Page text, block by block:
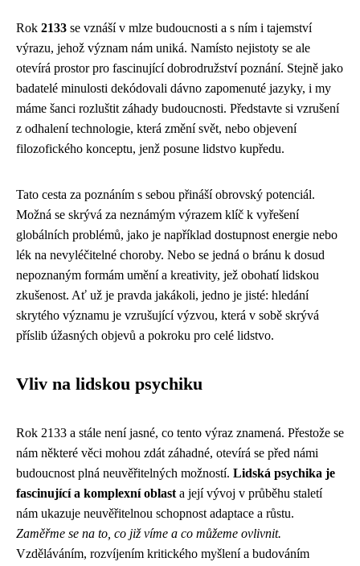
Rok 2133 se vznáší v mlze budoucnosti a s ním i tajemství
výrazu, jehož význam nám uniká. Namísto nejistoty se ale
otevírá prostor pro fascinující dobrodružství poznání. Stejně jako
badatelé minulosti dekódovali dávno zapomenuté jazyky, i my
máme šanci rozluštit záhady budoucnosti. Představte si vzrušení
z odhalení technologie, která změní svět, nebo objevení
filozofického konceptu, jenž posune lidstvo kupředu.
Tato cesta za poznáním s sebou přináší obrovský potenciál.
Možná se skrývá za neznámým výrazem klíč k vyřešení
globálních problémů, jako je například dostupnost energie nebo
lék na nevyléčitelné choroby. Nebo se jedná o bránu k dosud
nepoznaným formám umění a kreativity, jež obohatí lidskou
zkušenost. Ať už je pravda jakákoli, jedno je jisté: hledání
skrytého významu je vzrušující výzvou, která v sobě skrývá
příslib úžasných objevů a pokroku pro celé lidstvo.
Vliv na lidskou psychiku
Rok 2133 a stále není jasné, co tento výraz znamená. Přestože se
nám některé věci mohou zdát záhadné, otevírá se před námi
budoucnost plná neuvěřitelných možností. Lidská psychika je
fascinující a komplexní oblast a její vývoj v průběhu staletí
nám ukazuje neuvěřitelnou schopnost adaptace a růstu.
Zaměřme se na to, co již víme a co můžeme ovlivnit.
Vzděláváním, rozvíjením kritického myšlení a budováním